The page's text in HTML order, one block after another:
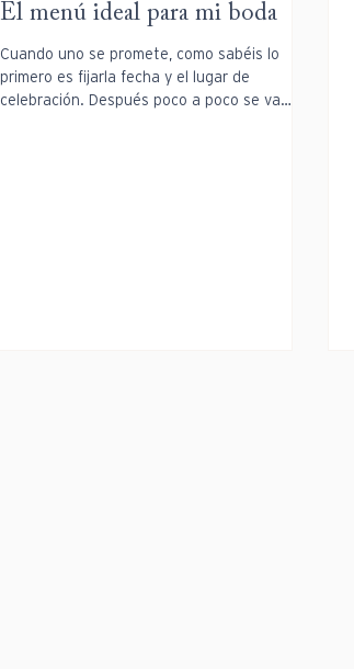
El menú ideal para mi boda
Cuando uno se promete, como sabéis lo
primero es fijarla fecha y el lugar de
celebración. Después poco a poco se va